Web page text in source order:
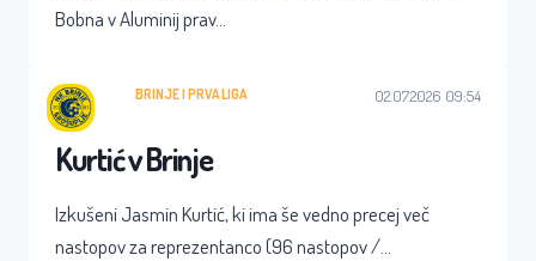
Bobna v Aluminij prav…
BRINJE | PRVA LIGA 02.07.2026 09:54
Kurtić v Brinje
Izkušeni Jasmin Kurtić, ki ima še vedno precej več
nastopov za reprezentanco (96 nastopov /…